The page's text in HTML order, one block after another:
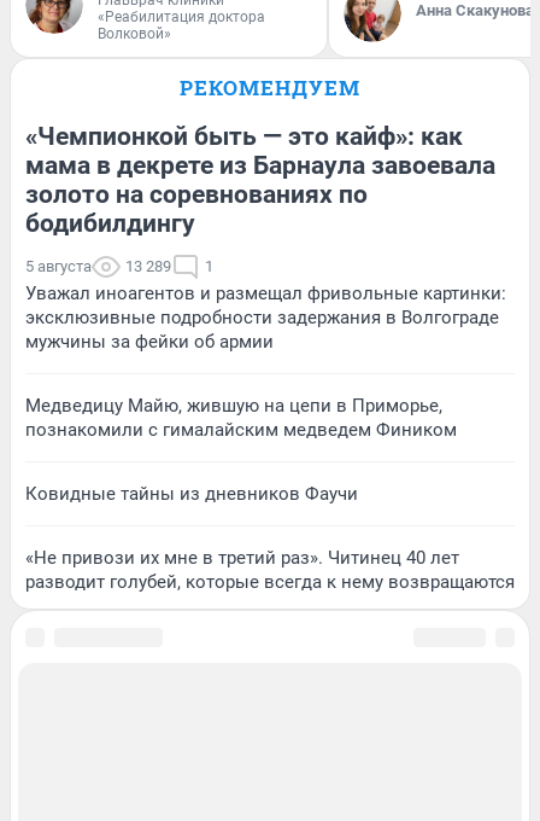
«Реабилитация доктора
Волковой»
Анна Скакунова
РЕКОМЕНДУЕМ
«Чемпионкой быть — это кайф»: как
мама в декрете из Барнаула завоевала
золото на соревнованиях по
бодибилдингу
5 августа 13 289 1
Уважал иноагентов и размещал фривольные картинки:
эксклюзивные подробности задержания в Волгограде
мужчины за фейки об армии
Медведицу Майю, жившую на цепи в Приморье,
познакомили с гималайским медведем Фиником
Ковидные тайны из дневников Фаучи
«Не привози их мне в третий раз». Читинец 40 лет
разводит голубей, которые всегда к нему возвращаются